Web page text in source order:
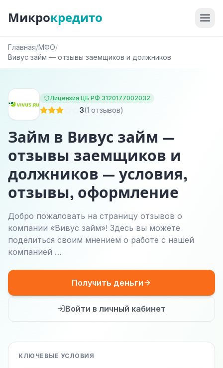
Микрокредито
Главная/МФО/
Вивус займ — отзывы заемщиков и должников
Лицензия ЦБ РФ 3120177002032
3(1 отзывов)
Займ в Вивус займ —
отзывы заемщиков и
должников — условия,
отзывы, оформление
Добро пожаловать на страницу отзывов о
компании «Вивус займ»! Здесь вы можете
поделиться своим мнением о работе с нашей
компанией …
Получить деньги
Войти в личный кабинет
КЛЮЧЕВЫЕ УСЛОВИЯ